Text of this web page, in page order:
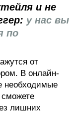
и не
у нас вы
по
от
В онлайн-
необходимые
лишних